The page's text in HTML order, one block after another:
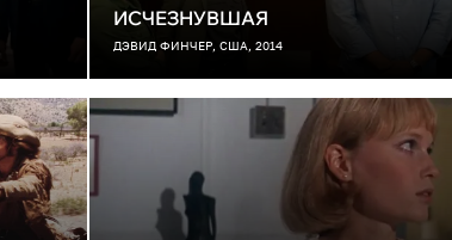
ИСЧЕЗНУВШАЯ
ДЭВИД ФИНЧЕР, США, 2014